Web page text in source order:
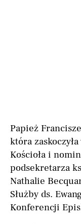
Papież
która
Kościoła i
podsekretarza
Nathalie
Służby ds.
Konferencji